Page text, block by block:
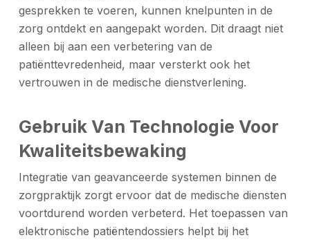
gesprekken te voeren, kunnen knelpunten in de
zorg ontdekt en aangepakt worden. Dit draagt niet
alleen bij aan een verbetering van de
patiënttevredenheid, maar versterkt ook het
vertrouwen in de medische dienstverlening.
Gebruik Van Technologie Voor
Kwaliteitsbewaking
Integratie van geavanceerde systemen binnen de
zorgpraktijk zorgt ervoor dat de medische diensten
voortdurend worden verbeterd. Het toepassen van
elektronische patiëntendossiers helpt bij het